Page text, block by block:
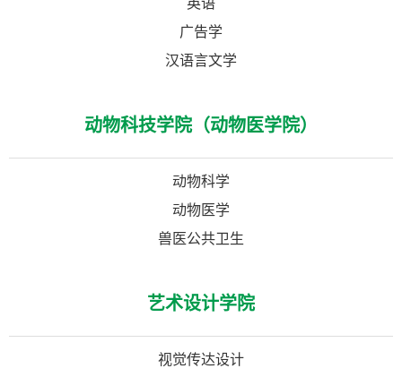
英语
广告学
汉语言文学
动物科技学院（动物医学院）
动物科学
动物医学
兽医公共卫生
艺术设计学院
视觉传达设计